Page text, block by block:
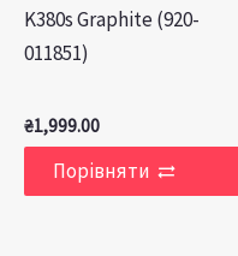
K380s Graphite (920-
011851)
₴1,999.00
Порівняти